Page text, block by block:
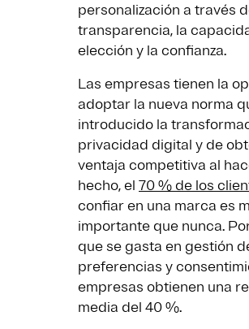
personalización a través
transparencia, la
elección y la confianza.
Las empresas tienen la
adoptar la nueva norma
introducido la
privacidad digital y de
ventaja competitiva al
hecho, el 70 % de los
confiar en una marca es
importante que nunca.
que se gasta en gestión
preferencias y
empresas obtienen una
media del 40 %.